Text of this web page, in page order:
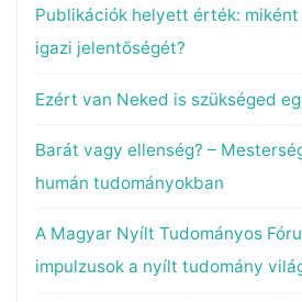
Publikációk helyett érték:
igazi jelentőségét?
Ezért van Neked is szükséged
Barát vagy ellenség? –
humán tudományokban
A Magyar Nyílt Tudományos
impulzusok a nyílt tudomány